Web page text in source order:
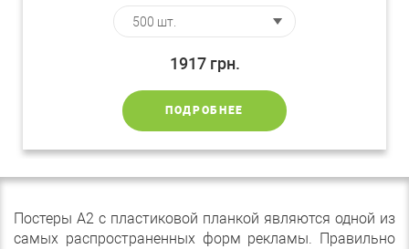
1917 грн.
ПОДРОБНЕЕ
Постеры А2 с пластиковой планкой являются одной из
самых распространенных форм рекламы. Правильно